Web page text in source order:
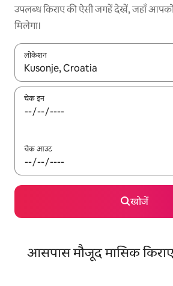
उपलब्ध किराए की ऐसी जगहें देखें, जहाँ
मिलेगा।
लोकेशन
नतीजों के उपलब्ध होने पर, अप और डाउन 'ऐरो
चेक इन
चेक आउट
खोजें
आसपास मौजूद मासिक किराए